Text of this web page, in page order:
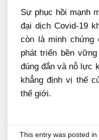
Sự phục hồi mạnh
đại dịch Covid-19
còn là minh chứng
phát triển bền
đúng đắn và nỗ lực
khẳng định vị thế
thế giới.
This entry was posted in